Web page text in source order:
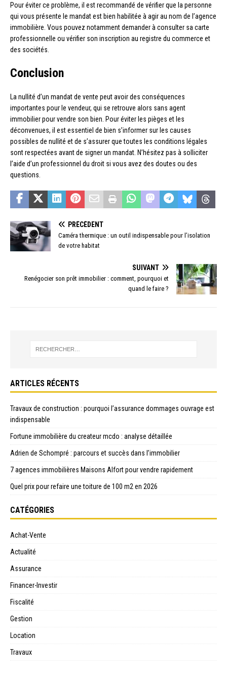
Pour éviter ce problème, il est recommandé de vérifier que la personne
qui vous présente le mandat est bien habilitée à agir au nom de l’agence
immobilière. Vous pouvez notamment demander à consulter sa carte
professionnelle ou vérifier son inscription au registre du commerce et
des sociétés.
Conclusion
La nullité d’un mandat de vente peut avoir des conséquences
importantes pour le vendeur, qui se retrouve alors sans agent
immobilier pour vendre son bien. Pour éviter les pièges et les
déconvenues, il est essentiel de bien s’informer sur les causes
possibles de nullité et de s’assurer que toutes les conditions légales
sont respectées avant de signer un mandat. N’hésitez pas à solliciter
l’aide d’un professionnel du droit si vous avez des doutes ou des
questions.
PRÉCÉDENT
Caméra thermique : un outil indispensable pour l’isolation
de votre habitat
SUIVANT
Renégocier son prêt immobilier : comment, pourquoi et
quand le faire ?
ARTICLES RÉCENTS
Travaux de construction : pourquoi l’assurance dommages ouvrage est
indispensable
Fortune immobilière du createur mcdo : analyse détaillée
Adrien de Schompré : parcours et succès dans l’immobilier
7 agences immobilières Maisons Alfort pour vendre rapidement
Quel prix pour refaire une toiture de 100 m2 en 2026
CATÉGORIES
Achat-Vente
Actualité
Assurance
Financer-Investir
Fiscalité
Gestion
Location
Travaux